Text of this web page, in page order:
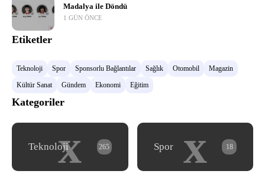
Madalya ile Döndü
1 GÜN ÖNCE
Etiketler
Teknoloji Spor Sponsorlu Bağlantılar Sağlık Otomobil
Magazin
Kültür Sanat
Gündem Ekonomi Eğitim
Kategoriler
x
Teknoloji 265 x
Spor 18